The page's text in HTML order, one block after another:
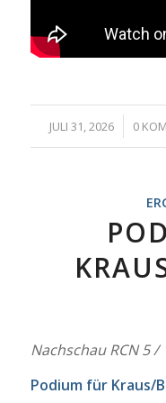
JULI 31, 2026
/ 0
Nachschau RCN 5 /
Podium für Kraus/